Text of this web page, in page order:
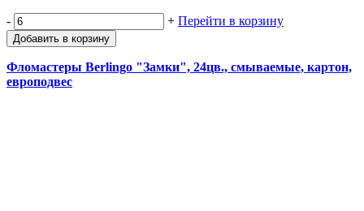
- + Перейти в корзину
Добавить в корзину
Фломастеры Berlingo "Замки", 24цв., смываемые, картон,
европодвес